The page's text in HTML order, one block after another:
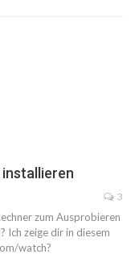
3
zum Ausprobieren
Ich zeige dir in diesem
watch?